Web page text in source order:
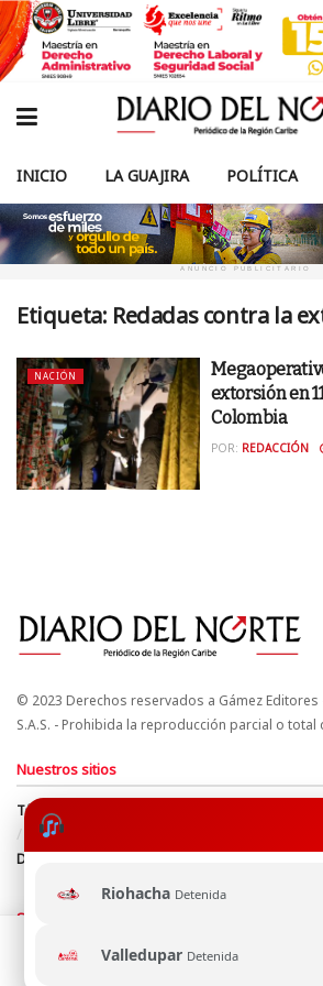
Riohacha Detenida
Valledupar Detenida
INICIO LA GUAJIRA POLÍTICA
ANUNCIO PUBLICITARIO
Etiqueta: Redadas contra la
NACIÓN
extorsión en
Colombia
POR: REDACCIÓN
© 2023 Derechos reservados a Gámez Editores
S.A.S. - Prohibida la reproducción parcial o total
Nuestros sitios
Términos y Condiciones
Derechos de
Política de uso de cookies
Política de
Directrices Editoriales
Síguenos
Esta página web usa cookie para
navegación, al continuar aceptas